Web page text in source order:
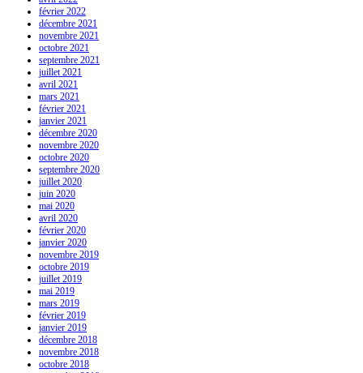
février 2022
décembre 2021
novembre 2021
octobre 2021
septembre 2021
juillet 2021
avril 2021
mars 2021
février 2021
janvier 2021
décembre 2020
novembre 2020
octobre 2020
septembre 2020
juillet 2020
juin 2020
mai 2020
avril 2020
février 2020
janvier 2020
novembre 2019
octobre 2019
juillet 2019
mai 2019
mars 2019
février 2019
janvier 2019
décembre 2018
novembre 2018
octobre 2018